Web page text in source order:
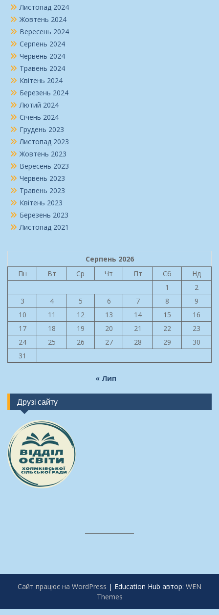
Листопад 2024
Жовтень 2024
Вересень 2024
Серпень 2024
Червень 2024
Травень 2024
Квітень 2024
Березень 2024
Лютий 2024
Січень 2024
Грудень 2023
Листопад 2023
Жовтень 2023
Вересень 2023
Червень 2023
Травень 2023
Квітень 2023
Березень 2023
Листопад 2021
Серпень 2026
Пн
Вт Ср Чт Пт Сб
Нд
1
2
3
4 5 6 7 8
9
10
11 12 13 14 15
16
17
18 19 20 21 22
23
24
25 26 27 28 29
30
31
« Лип
Друзі сайту
Сайт працює на WordPress | Education Hub автор: WEN
Themes